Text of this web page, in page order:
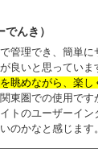
でんき）
管理でき、簡単
良いと思っていま
眺めながら、楽
東圏での使用です
トのユーザーイ
のかなと感じます。